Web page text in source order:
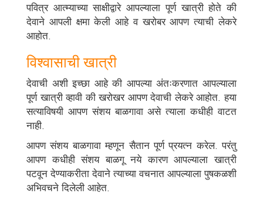
पवित्र आत्म्याच्या साक्षीद्वारे आपल्याला पूर्ण खात्री होते की
देवाने आपली क्षमा केली आहे व खरोबर आपण त्याची लेकरे
आहोत.
विश्वासाची खात्री
देवाची अशी इच्छा आहे की आपल्या अंतःकरणात आपल्याला
पूर्ण खात्री व्हावी की खरोखर आपण देवाची लेकरे आहोत. हया
सत्याविषयी आपण संशय बाळगावा असे त्याला कधीही वाटत
नाही.
आपण संशय बाळगावा म्हणून सैतान पूर्ण प्रयत्न करेल. परंतु
आपण कधीही संशय बाळगू नये कारण आपल्याला खात्री
पटवून देण्याकरीता देवाने त्याच्या वचनात आपल्याला पुषकळशी
अभिवचने दिलेली आहेत.